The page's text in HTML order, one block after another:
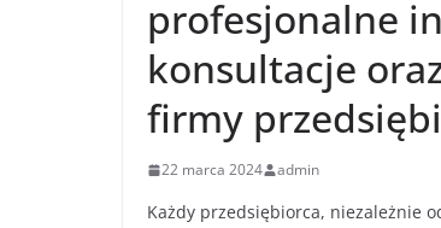
profesjonalne
konsultacje
firmy
22 marca 2024 admin
Każdy przedsiębiorca, niezależnie